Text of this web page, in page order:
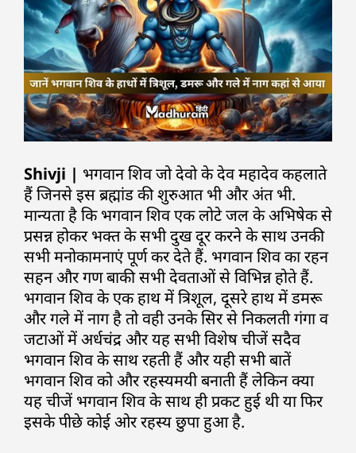
Shivji | भगवान शिव जो देवो के देव महादेव कहलाते
हैं जिनसे इस ब्रह्मांड की शुरुआत भी और अंत भी.
मान्यता है कि भगवान शिव एक लोटे जल के अभिषेक से
प्रसन्न होकर भक्त के सभी दुख दूर करने के साथ उनकी
सभी मनोकामनाएं पूर्ण कर देते हैं. भगवान शिव का रहन
सहन और गण बाकी सभी देवताओं से विभिन्न होते हैं.
भगवान शिव के एक हाथ में त्रिशूल, दूसरे हाथ में डमरू
और गले में नाग है तो वही उनके सिर से निकलती गंगा व
जटाओं में अर्धचंद्र और यह सभी विशेष चीजें सदैव
भगवान शिव के साथ रहती हैं और यही सभी बातें
भगवान शिव को और रहस्यमयी बनाती हैं लेकिन क्या
यह चीजें भगवान शिव के साथ ही प्रकट हुई थी या फिर
इसके पीछे कोई ओर रहस्य छुपा हुआ है.